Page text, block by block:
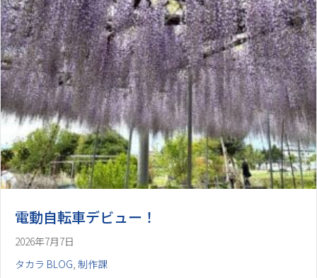
電動自転車デビュー！
2026年7月7日
タカラ BLOG, 制作課